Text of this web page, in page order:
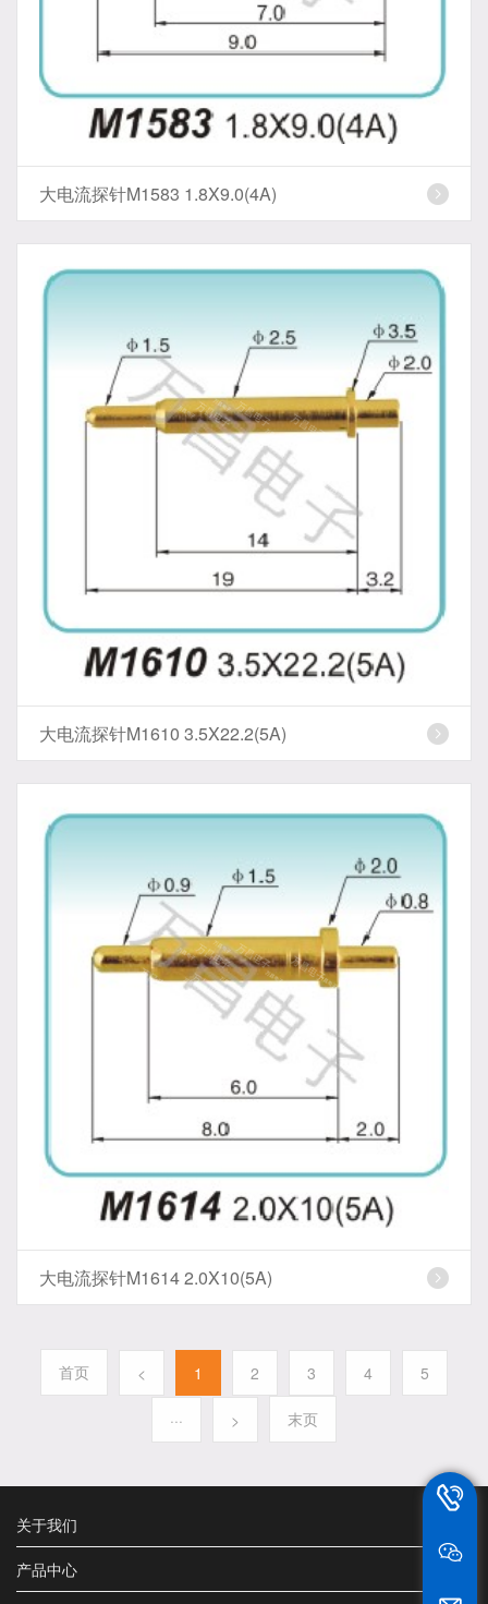
大电流探针M1583 1.8X9.0(4A)
大电流探针M1610 3.5X22.2(5A)
大电流探针M1614 2.0X10(5A)
首页 < 1 2 3 4 5
··· > 末页
关于我们
产品中心